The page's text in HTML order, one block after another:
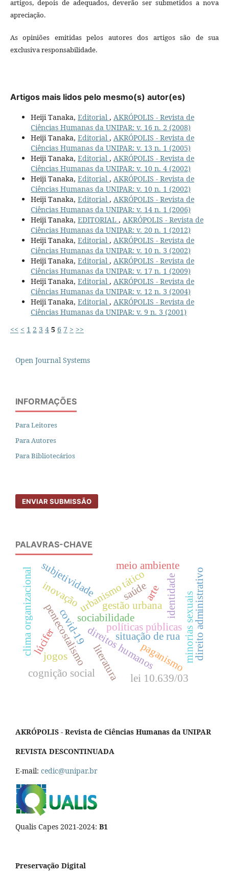
artigos, depois de adequados, deverão ser submetidos a nova
apreciação.
As opiniões emitidas pelos autores dos artigos são de sua
exclusiva responsabilidade.
Artigos mais lidos pelo mesmo(s) autor(es)
Heiji Tanaka, Editorial , AKRÓPOLIS - Revista de
Ciências Humanas da UNIPAR: v. 16 n. 2 (2008)
Heiji Tanaka, Editorial , AKRÓPOLIS - Revista de
Ciências Humanas da UNIPAR: v. 13 n. 1 (2005)
Heiji Tanaka, Editorial , AKRÓPOLIS - Revista de
Ciências Humanas da UNIPAR: v. 10 n. 4 (2002)
Heiji Tanaka, Editorial , AKRÓPOLIS - Revista de
Ciências Humanas da UNIPAR: v. 10 n. 1 (2002)
Heiji Tanaka, Editorial , AKRÓPOLIS - Revista de
Ciências Humanas da UNIPAR: v. 14 n. 1 (2006)
Heiji Tanaka, EDITORIAL , AKRÓPOLIS - Revista de
Ciências Humanas da UNIPAR: v. 20 n. 1 (2012)
Heiji Tanaka, Editorial , AKRÓPOLIS - Revista de
Ciências Humanas da UNIPAR: v. 10 n. 3 (2002)
Heiji Tanaka, Editorial , AKRÓPOLIS - Revista de
Ciências Humanas da UNIPAR: v. 17 n. 1 (2009)
Heiji Tanaka, Editorial , AKRÓPOLIS - Revista de
Ciências Humanas da UNIPAR: v. 12 n. 3 (2004)
Heiji Tanaka, Editorial , AKRÓPOLIS - Revista de
Ciências Humanas da UNIPAR: v. 9 n. 3 (2001)
<< < 1 2 3 4 5 6 7 > >>
Open Journal Systems
INFORMAÇÕES
Para Leitores
Para Autores
Para Bibliotecários
ENVIAR SUBMISSÃO
PALAVRAS-CHAVE
covid-19sociabilidade
políticas públicas
gestão urbana
urbanismo tático identidade
subjetividade
pentecostalismo
cognição social
clima organizacional minorias sexuais
direitos humanos
arte
situação de rua
lúcifer paganismo direito administrativo
literatura lei 10.639/03
saúde
meio ambiente
jogos
inovação
AKRÓPOLIS - Revista de Ciências Humanas da UNIPAR
REVISTA DESCONTINUADA
E-mail: cedic@unipar.br
Qualis Capes 2021-2024: B1
Preservação Digital